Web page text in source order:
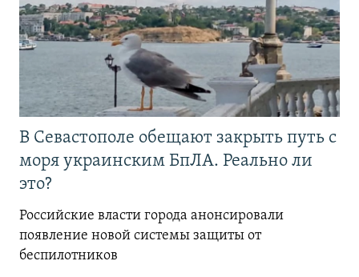
В Севастополе обещают закрыть путь с
моря украинским БпЛА. Реально ли
это?
Российские власти города анонсировали
появление новой системы защиты от
беспилотников